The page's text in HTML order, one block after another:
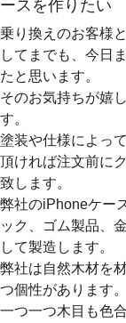
ースを作りたい
乗り換えのお客様
してまでも、今日
たと思います。
そのお気持ちが嬉
す。
塗装や仕様によっ
頂ければ注文前に
致します。
弊社のiPhoneケー
ック、ゴム製品、
して製造します。
弊社は自然木材を
つ個性があります。
一つ一つ木目も色